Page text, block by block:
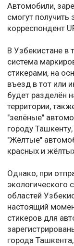
Автомобили,
смогут получить
корреспондент
В Узбекистане в
система
стикерами, на
въезд в тот или
будет разделён
территории,
"зелёные"
городу
"Жёлтые"
красных и
Однако, при
экологического
областей
настоящий
стикеров для
города